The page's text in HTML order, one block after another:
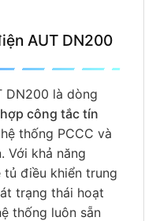
AUT DN200
DN200 là dòng
công tắc tín
thống PCCC và
Với khả năng
điều khiển trung
trạng thái hoạt
thống luôn sẵn